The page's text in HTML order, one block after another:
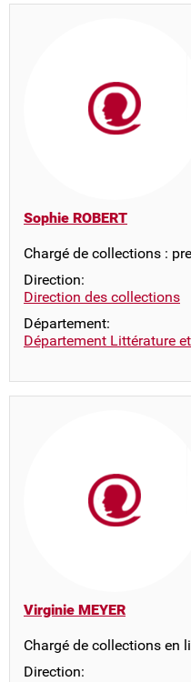
Sophie ROBERT
Chargé de collections :
Direction:
Direction des collections
Département:
Département Littérature
Virginie MEYER
Chargé de collections en
Direction: